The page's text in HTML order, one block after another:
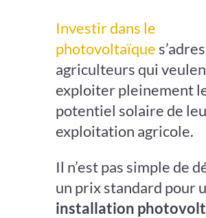
Investir dans le
photovoltaïque
agriculteurs qui
exploiter pleinement
potentiel solaire de
exploitation agricole.
Il n’est pas simple de
un prix standard pour
installation